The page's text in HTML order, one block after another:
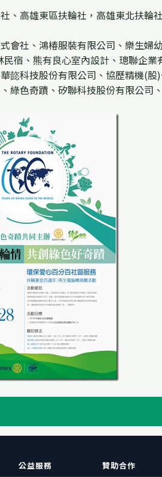
、高雄東區扶輪社，高雄東北扶輪
社、鴻椿服裝有限公司、樂生婦
民宿、熊有良心室內設計、璁聯企
㦤科技股份有限公司、協歷精機(
綠色奇蹟、矽聯科技股份有限公司
公益服務 贊助合作